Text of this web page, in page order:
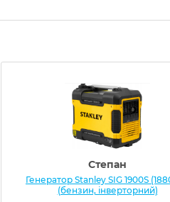
Степан
Генератор Stanley SIG 1900S
(бензин, інверторний)